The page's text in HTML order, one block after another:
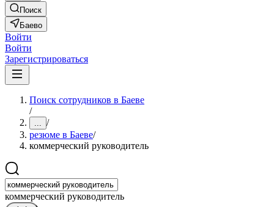
Поиск
Баево
Войти
Войти
Зарегистрироваться
Поиск сотрудников в Баеве
/
... /
резюме в Баеве/
коммерческий руководитель
коммерческий руководитель